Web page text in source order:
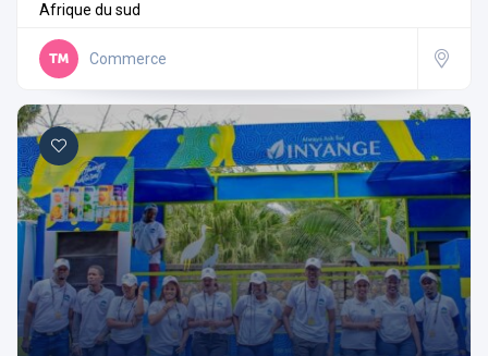
Afrique du sud
Commerce